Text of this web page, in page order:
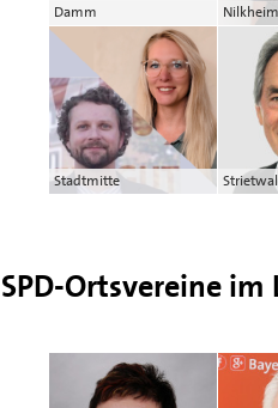
Damm
Stadtmitte
SPD-Ortsvereine